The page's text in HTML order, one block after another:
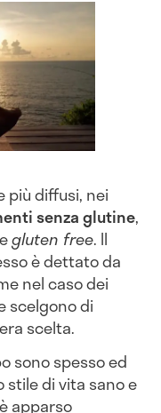
più diffusi, nei
senza glutine,
gluten free. Il
è dettato da
nel caso dei
scelgono di
scelta.
sono spesso ed
di vita sano e
apparso